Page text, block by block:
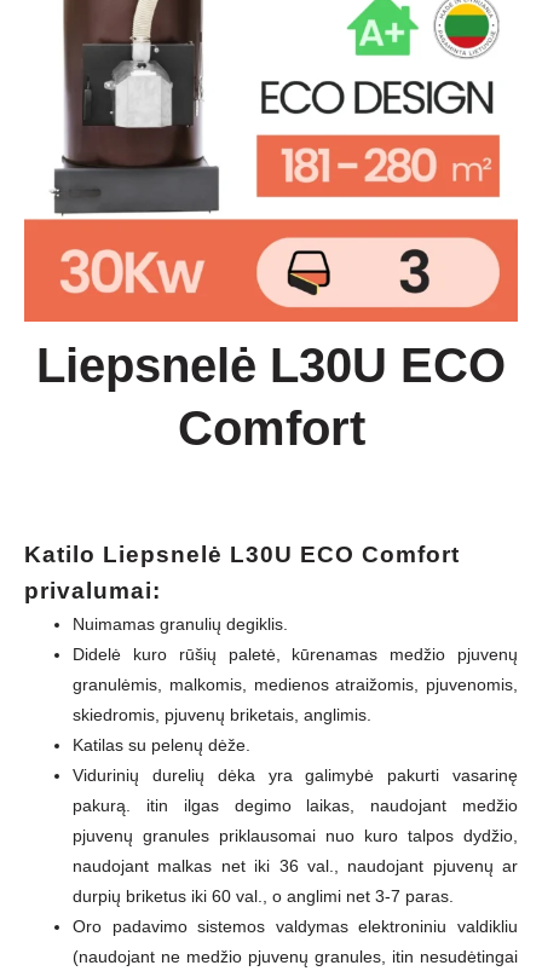
Liepsnelė L30U ECO
Comfort
Katilo Liepsnelė L30U ECO Comfort
privalumai:
Nuimamas granulių degiklis.
Didelė kuro rūšių paletė, kūrenamas medžio pjuvenų
granulėmis, malkomis, medienos atraižomis, pjuvenomis,
skiedromis, pjuvenų briketais, anglimis.
Katilas su pelenų dėže.
Vidurinių durelių dėka yra galimybė pakurti vasarinę
pakurą. itin ilgas degimo laikas, naudojant medžio
pjuvenų granules priklausomai nuo kuro talpos dydžio,
naudojant malkas net iki 36 val., naudojant pjuvenų ar
durpių briketus iki 60 val., o anglimi net 3-7 paras.
Oro padavimo sistemos valdymas elektroniniu valdikliu
(naudojant ne medžio pjuvenų granules, itin nesudėtingai